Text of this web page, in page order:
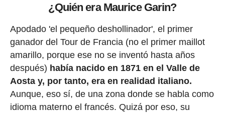
¿Quién era Maurice Garin?
Apodado 'el pequeño deshollinador', el primer
ganador del Tour de Francia (no el primer maillot
amarillo, porque ese no se inventó hasta años
después) había nacido en 1871 en el Valle de
Aosta y, por tanto, era en realidad italiano.
Aunque, eso sí, de una zona donde se habla como
idioma materno el francés. Quizá por eso, su